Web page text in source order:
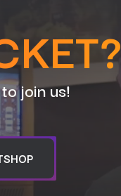
join us!